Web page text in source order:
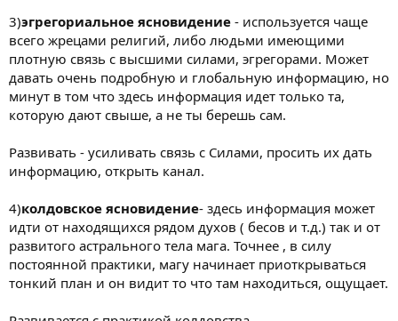
3)эгрегориальное ясновидение - используется чаще
всего жрецами религий, либо людьми имеющими
плотную связь с высшими силами, эгрегорами. Может
давать очень подробную и глобальную информацию, но
минут в том что здесь информация идет только та,
которую дают свыше, а не ты берешь сам.
Развивать - усиливать связь с Силами, просить их дать
информацию, открыть канал.
4)колдовское ясновидение- здесь информация может
идти от находящихся рядом духов ( бесов и т.д.) так и от
развитого астрального тела мага. Точнее , в силу
постоянной практики, магу начинает приоткрываться
тонкий план и он видит то что там находиться, ощущает.